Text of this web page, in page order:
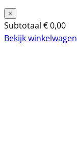
×
Subtotaal €0,00
Bekijk winkelwagen